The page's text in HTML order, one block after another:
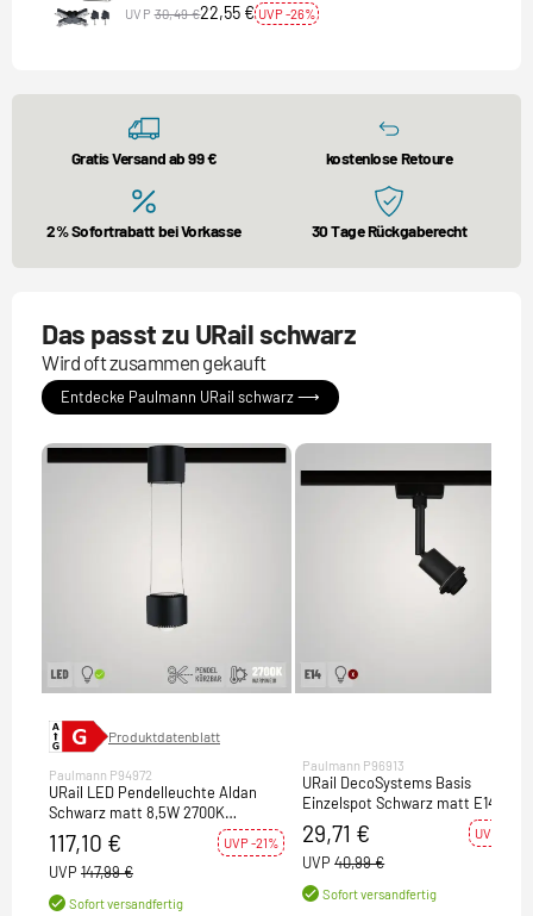
22,55 € UVP -26%
UVP 30,49 €
Gratis Versand ab 99 € kostenlose Retoure
2% Sofortrabatt bei Vorkasse 30 Tage Rückgaberecht
Das passt zu URail schwarz
Wird oft zusammen gekauft
Entdecke Paulmann URail schwarz ⟶
Produktdatenblatt
Paulmann P94972
URail LED Pendelleuchte Aldan
Schwarz matt 8,5W 2700K
dimmbar (LED fest verbaut)
117,10 € UVP -21%
UVP 147,99 €
Sofort versandfertig
Paulmann P96913
URail DecoSystems Basis
Einzelspot Schwarz matt E14 max.
20W
29,71 € UVP -28%
UVP 40,99 €
Sofort versandfertig